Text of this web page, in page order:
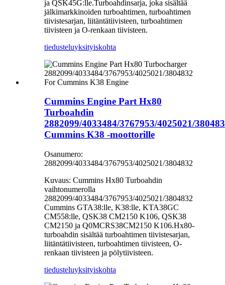
ja QSK45G:lle.Turboahdinsarja, joka sisältää
jälkimarkkinoiden turboahtimen, turboahtimen
tiivistesarjan, liitäntätiivisteen, turboahtimen
tiivisteen ja O-renkaan tiivisteen.
tiedusteluyksityiskohta
Cummins Engine Part Hx80
Turboahdin
2882099/4033484/3767953/4025021/
Cummins K38 -moottorille
Osanumero:
2882099/4033484/3767953/4025021/3804832
Kuvaus: Cummins Hx80 Turboahdin
vaihtonumerolla
2882099/4033484/3767953/4025021/3804832
Cummins GTA38:lle, K38:lle, KTA38GC
CM558:lle, QSK38 CM2150 K106, QSK38
CM2150 ja Q0MCRS38CM2150 K106.Hx80-
turboahdin sisältää turboahtimen tiivistesarjan,
liitäntätiivisteen, turboahtimen tiivisteen, O-
renkaan tiivisteen ja pölytiivisteen.
tiedusteluyksityiskohta